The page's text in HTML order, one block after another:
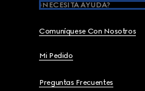
¿NECESITA AYUDA?
Comuníquese Con Nosotros
Mi Pedido
Preguntas Frecuentes